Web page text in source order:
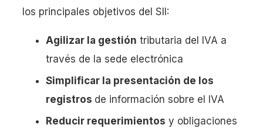
los principales objetivos del SII:
Agilizar la gestión tributaria del IVA a
través de la sede electrónica
Simplificar la presentación de los
registros de información sobre el IVA
Reducir requerimientos y obligaciones